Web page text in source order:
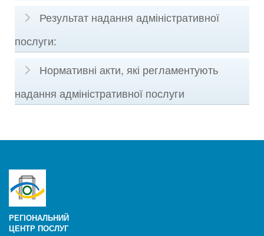
Результат надання адміністративної
послуги:
Нормативні акти, які регламентують
надання адміністративної послуги
РЕГІОНАЛЬНИЙ
ЦЕНТР ПОСЛУГ